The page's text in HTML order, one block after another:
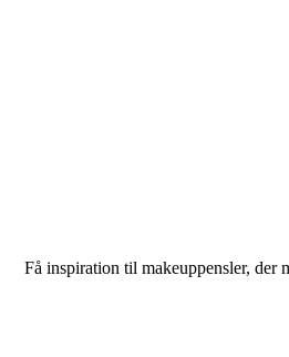
Få inspiration til makeuppensler, der